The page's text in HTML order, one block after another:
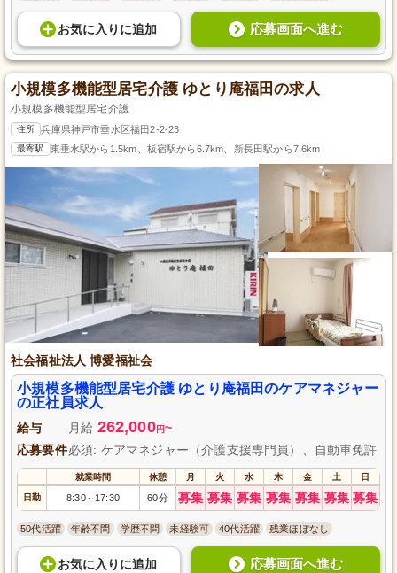
お気に入り に追加 応募画面へ進む
小規模多機能型居宅介護 ゆとり庵福田の求人
小規模多機能型居宅介護
住所 兵庫県神戸市垂水区福田2-2-23
最寄駅 東垂水駅から1.5km、板宿駅から6.7km、新長田駅から7.6km
社会福祉法人 博愛福祉会
小規模多機能型居宅介護 ゆとり庵福田のケアマネジャー
の正社員求人
給与 月給 262,000円~
応募要件必須: ケアマネジャー（介護支援専門員）、自動車免許
就業時間 休憩 月 火 水 木 金 土 日
日勤 8:30～ 17:30 60分 募集 募集 募集 募集 募集 募集 募集
50代活躍 年齢不問 学歴不問 未経験可 40代活躍 残業ほぼなし
お気に入り に追加 応募画面へ進む